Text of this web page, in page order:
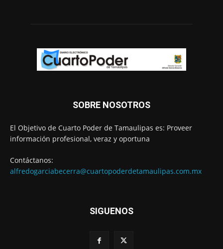
SOBRE NOSOTROS
El Objetivo de Cuarto Poder de Tamaulipas es: Proveer
información profesional, veraz y oportuna
Contáctanos:
alfredogarciabecerra@cuartopoderdetamaulipas.com.mx
SIGUENOS